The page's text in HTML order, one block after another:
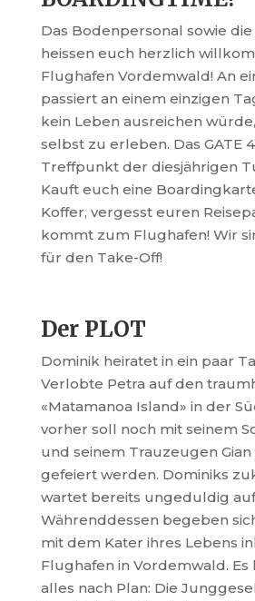
Das Bodenpersonal sowie die
heissen euch herzlich
Flughafen Vordemwald! An
passiert an einem einzigen
kein Leben ausreichen
selbst zu erleben. Das GATE
Treffpunkt der diesjährigen
Kauft euch eine
Koffer, vergesst euren
kommt zum Flughafen! Wir
für den Take-Off!
Der PLOT
Dominik heiratet in ein paar
Verlobte Petra auf den
«Matamanoa Island» in der
vorher soll noch mit seinem
und seinem Trauzeugen Gian
gefeiert werden. Dominiks
wartet bereits ungeduldig auf
Währenddessen begeben
mit dem Kater ihres Lebens
Flughafen in Vordemwald.
alles nach Plan: Die